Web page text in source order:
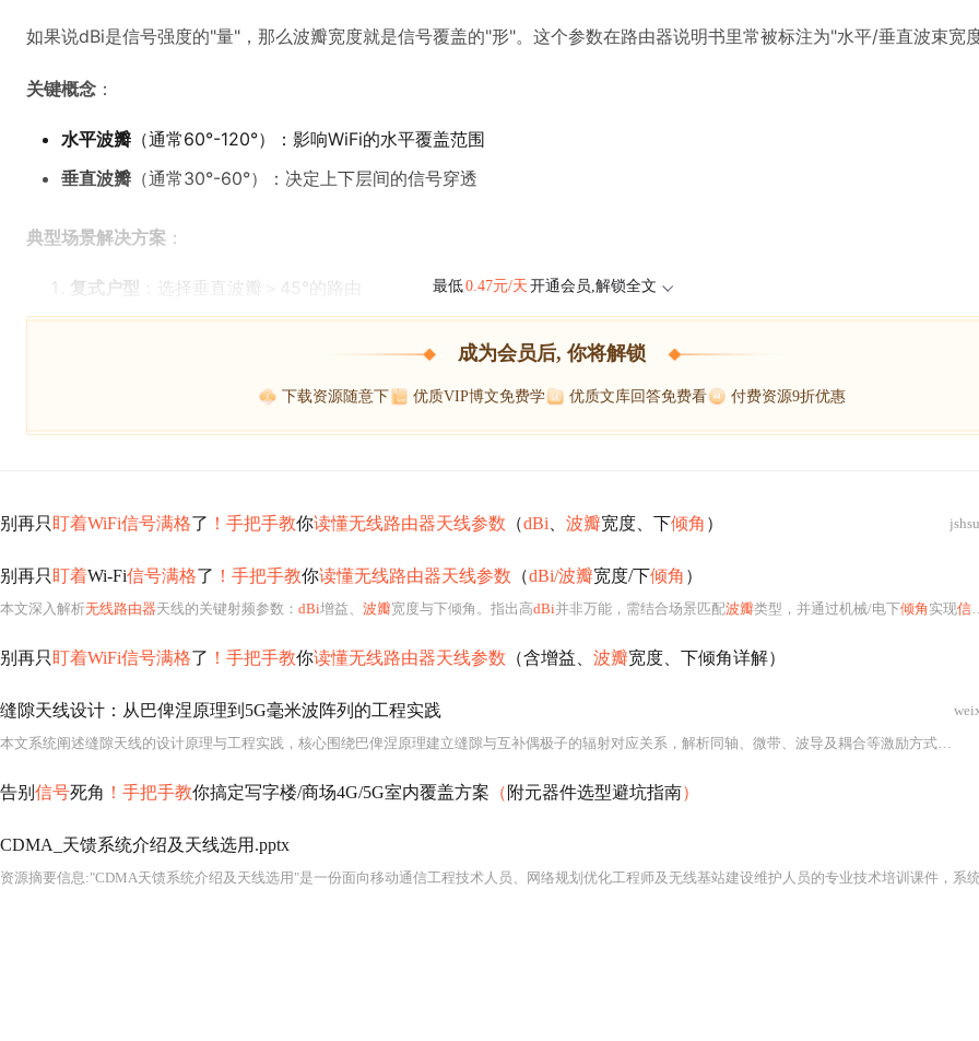
如果说dBi是信号强度的"量"，那么波瓣宽度就是信号覆盖的"形"。这个参数在路由器说明书里常被标注为"水平/垂直波束宽
关键概念 ：
水平波瓣 （通常60°-120°）：影响WiFi的水平覆盖范围
垂直波瓣 （通常30°-60°）：决定上下层间的信号穿透
典型场景解决方案 ：
复式户型 ：选择垂直波瓣＞45°的路由 最低0.47元/天 开通会员,解锁全文
成为会员后, 你将解锁
下载资源随意下 优质VIP博文免费学 优质文库回答免费看 付费资源9折优惠
别再只 盯着WiFi信号满格了 ！手把手教你读懂无线路由器天线参数 （dBi 波瓣宽度、下倾角 ）
别再只 盯着Wi-Fi信号满格了 ！手把手教你读懂无线路由器天线参数 （dBi/波瓣宽度/下倾角 ）
本文深入解析无线路由器天线的关键射频参数： dBi增益、 波瓣宽度与下倾角。指出高dBi并非万能，需结合场景匹配波瓣类型，并通过机械/电下倾角 实现信号
别再只 盯着WiFi信号满格了 ！手把手教你读懂无线路由器天线参数 （含增益、 波瓣宽度、下倾角详解）
缝隙天线设计：从巴俾涅原理到5G毫米波阵列的工程实践
本文系统阐述缝隙天线的设计原理与工程实践，核心围绕巴俾涅原理建立缝隙与互补偶极子的辐射对应关系，解析同轴、微带、波导及耦合等激励方式，详解长度、宽度、位置等关键参数影响，并涵盖环形、宽缝、曲折线、腔背等典型变体。重点讨论缝隙阵列在5G毫米波相控阵中的集成优势，强调匹配网络设计（枝节匹配、λ/4变换）与实测调试方法，覆盖航空航天、车载电子及高速无线通信等典型应用场景。
告别 信号死角 ！手把手教你搞定写字楼/商场4G/5G室内覆盖方案 （ 附元器件选型避坑指南）
CDMA_天馈系统介绍及天线选用.pptx